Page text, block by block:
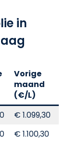
in
Vorige
maand
(€/L)
€ 1.099,30
€ 1.100,30